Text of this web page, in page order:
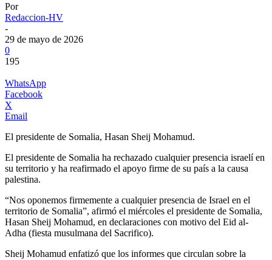
Por
Redaccion-HV
-
29 de mayo de 2026
0
195
WhatsApp
Facebook
X
Email
El presidente de Somalia, Hasan Sheij Mohamud.
El presidente de Somalia ha rechazado cualquier presencia israelí en
su territorio y ha reafirmado el apoyo firme de su país a la causa
palestina.
“Nos oponemos firmemente a cualquier presencia de Israel en el
territorio de Somalia”, afirmó el miércoles el presidente de Somalia,
Hasan Sheij Mohamud, en declaraciones con motivo del Eid al-
Adha (fiesta musulmana del Sacrifico).
Sheij Mohamud enfatizó que los informes que circulan sobre la